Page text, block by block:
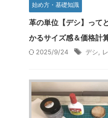
始め方・基礎知識
革の単位【デシ】って
かるサイズ感＆価格計
2025/9/24 デシ